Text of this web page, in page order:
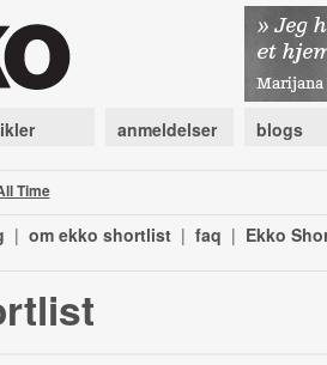
anmeldelser blogs
Time
| om ekko shortlist | faq | Ekko